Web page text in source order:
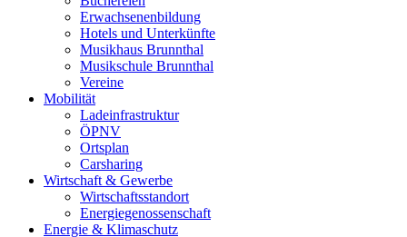
Erwachsenenbildung
Hotels und Unterkünfte
Musikhaus Brunnthal
Musikschule Brunnthal
Vereine
Mobilität
Ladeinfrastruktur
ÖPNV
Ortsplan
Carsharing
Wirtschaft & Gewerbe
Wirtschaftsstandort
Energiegenossenschaft
Energie & Klimaschutz